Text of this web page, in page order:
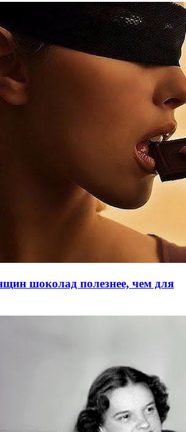
шоколад полезнее, чем для